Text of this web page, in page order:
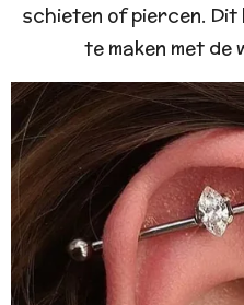
schieten of piercen.
te maken met de